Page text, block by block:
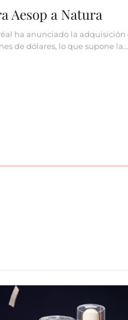
Aesop a Natura
ha anunciado la adquisición
de dólares, lo que supone la…